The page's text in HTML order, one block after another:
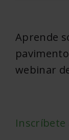
Aprende
webinar
Inscríbete